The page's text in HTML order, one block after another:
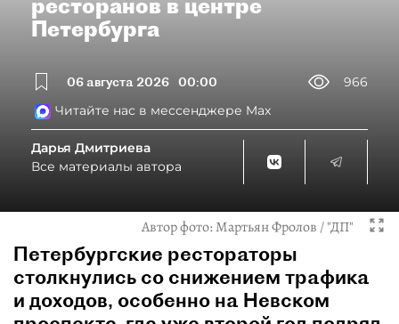
ресторанов в центре
Петербурга
06 августа 2026 00:00
966
Читайте нас в мессенджере Max
Дарья Дмитриева
Все материалы автора
Автор фото:Мартьян Фролов / "ДП"
Петербургские рестораторы
столкнулись со снижением трафика
и доходов, особенно на Невском